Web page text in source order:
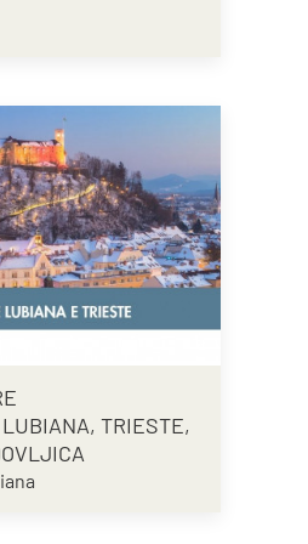
TRIESTE,